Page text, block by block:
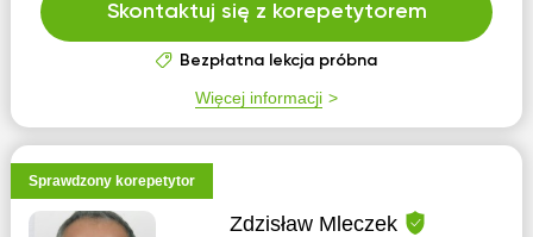
Skontaktuj się z korepetytorem
Bezpłatna lekcja próbna
Więcej informacji
Sprawdzony korepetytor
Zdzisław Mleczek